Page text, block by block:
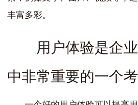
丰富多彩。
用户体验是企
中非常重要的一个考